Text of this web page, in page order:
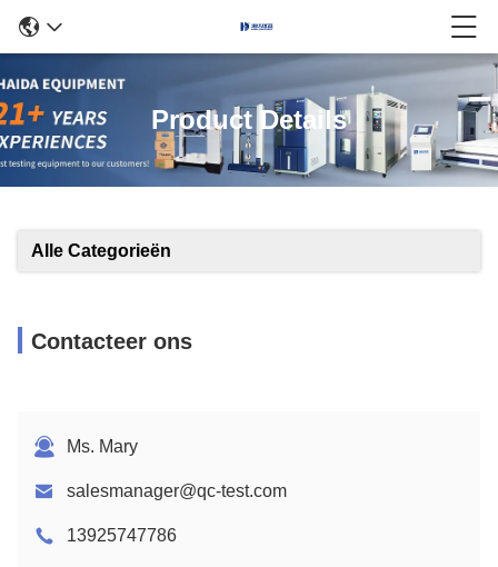
Product Details
Alle Categorieën
Contacteer ons
Ms. Mary
salesmanager@qc-test.com
13925747786